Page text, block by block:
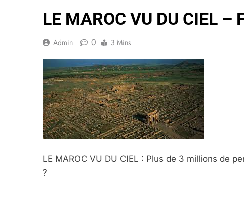
LE MAROC VU DU CIEL –
Admin 0 3 Mins
LE MAROC VU DU CIEL : Plus de 3 millions de
?